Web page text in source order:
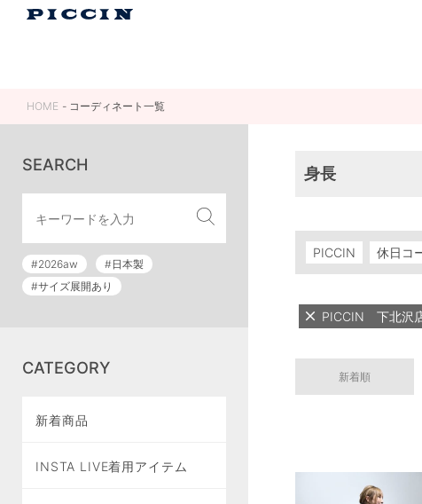
HOME コーディネート一覧
SEARCH
#2026aw
#日本製
#サイズ展開あり
CATEGORY
新着商品
INSTA LIVE着用アイテム
身長
PICCIN 休日コ
PICCIN 下北沢
新着順